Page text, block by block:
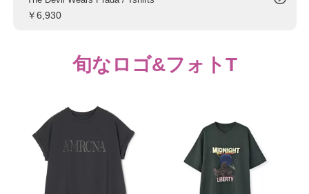
￥6,930
旬なロゴ&フォトT